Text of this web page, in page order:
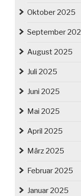
Oktober 2025
September
August 2025
Juli 2025
Juni 2025
Mai 2025
April 2025
März 2025
Februar 2025
Januar 2025